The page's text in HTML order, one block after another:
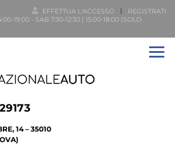
EFFETTUA L'ACCESSO
REGISTRATI
19:00 - SAB 7:30-12:30 | 15:00-18:00 (SOLO
14 – 35010